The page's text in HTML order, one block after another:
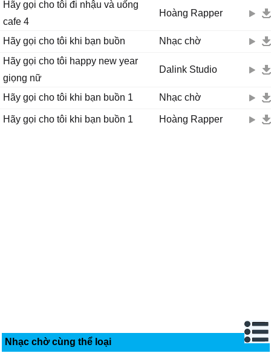
Hãy gọi cho tôi đi nhậu và uống
cafe 4
Hoàng Rapper
Hãy gọi cho tôi khi bạn buồn
Nhạc chờ
Hãy gọi cho tôi happy new year
giọng nữ
Dalink Studio
Hãy gọi cho tôi khi bạn buồn 1 Nhạc chờ
Hãy gọi cho tôi khi bạn buồn 1 Hoàng Rapper
Nhạc chờ cùng thể loại